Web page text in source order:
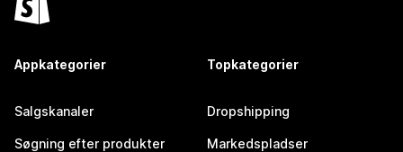
Appkategorier
Salgskanaler
Søgning efter produkter
Topkategorier
Dropshipping
Markedspladser